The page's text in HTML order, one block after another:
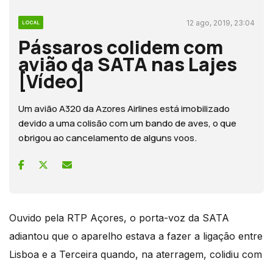
LOCAL 12 ago, 2019, 23:04
Pássaros colidem com
avião da SATA nas Lajes
[Vídeo]
Um avião A320 da Azores Airlines está imobilizado
devido a uma colisão com um bando de aves, o que
obrigou ao cancelamento de alguns voos.
Ouvido pela RTP Açores, o porta-voz da SATA
adiantou que o aparelho estava a fazer a ligação entre
Lisboa e a Terceira quando, na aterragem, colidiu com